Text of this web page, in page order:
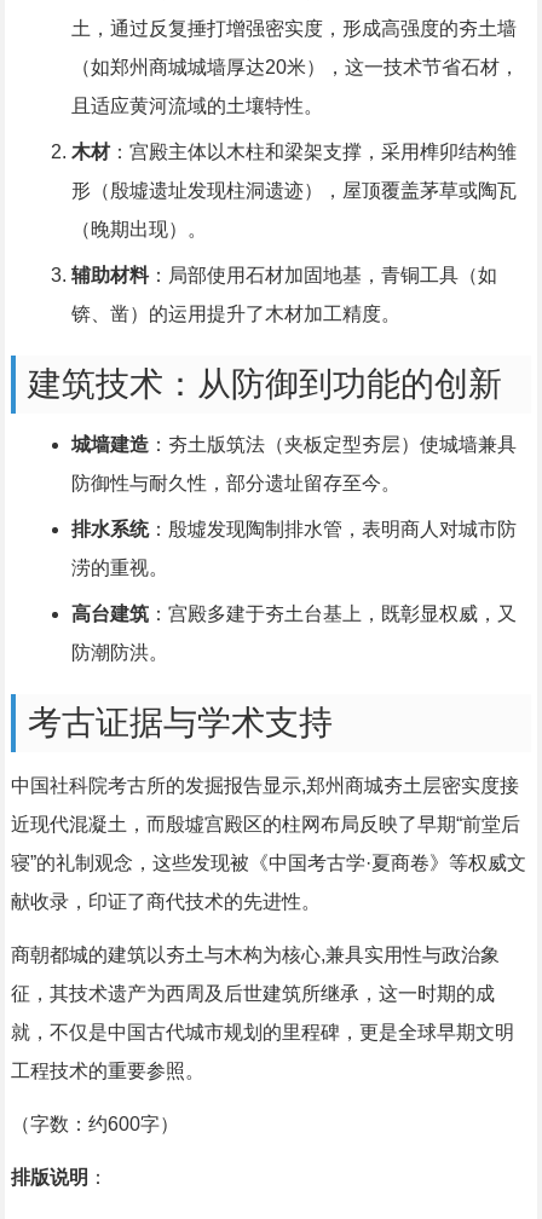
土，通过反复捶打增强密实度，形成高强度的夯土墙
（如郑州商城城墙厚达20米），这一技术节省石材，
且适应黄河流域的土壤特性。
木材：宫殿主体以木柱和梁架支撑，采用榫卯结构雏
形（殷墟遗址发现柱洞遗迹），屋顶覆盖茅草或陶瓦
（晚期出现）。
辅助材料：局部使用石材加固地基，青铜工具（如
锛、凿）的运用提升了木材加工精度。
建筑技术：从防御到功能的创新
城墙建造：夯土版筑法（夹板定型夯层）使城墙兼具
防御性与耐久性，部分遗址留存至今。
排水系统：殷墟发现陶制排水管，表明商人对城市防
涝的重视。
高台建筑：宫殿多建于夯土台基上，既彰显权威，又
防潮防洪。
考古证据与学术支持
中国社科院考古所的发掘报告显示,郑州商城夯土层密实度接
近现代混凝土，而殷墟宫殿区的柱网布局反映了早期“前堂后
寝”的礼制观念，这些发现被《中国考古学·夏商卷》等权威文
献收录，印证了商代技术的先进性。
商朝都城的建筑以夯土与木构为核心,兼具实用性与政治象
征，其技术遗产为西周及后世建筑所继承，这一时期的成
就，不仅是中国古代城市规划的里程碑，更是全球早期文明
工程技术的重要参照。
（字数：约600字）
排版说明 ：